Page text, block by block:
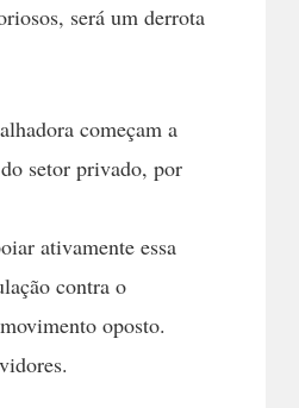
será um derrota
começam a
setor privado, por
ativamente essa
contra o
oposto.